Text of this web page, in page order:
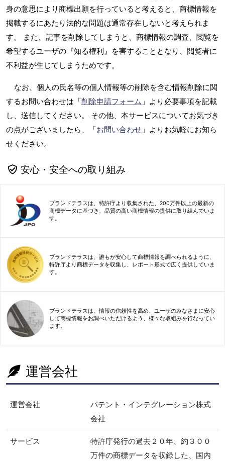
身の意思により商標出願を行っていると考えると、商標情報を
掲載するにあたり法的な問題は通常存在しないと考えられま
す。 また、記事を削除してしまうと、商標情報の調査、閲覧を
希望するユーザの『知る権利』を害することとなり、閲覧者に
不利益が生じてしまうためです。
なお、個人の氏名等の個人情報等の削除を含む情報削除に関
するお問い合わせは「削除申請フォーム 」より必要事項を記載
し、送信してください。 その他、本サービスについてお気づき
の点がございましたら、「お問い合わせ 」よりお気軽にお知ら
せください。
安心・安全への取り組み
ブランドテラスは、特許庁より収集された、200万件以上の最新の
商標データに基づき、品質の高い商標情報の提供に取り組んでいま
す。
ブランドテラスは、誰もが安心して商標情報を調べられるように、
特許庁より商標データを収集し、レポート形式で広く提供していま
す。
ブランドテラスは、情報の信頼性を高め、ユーザのみなさまに安心
して商標情報をお調べいただけるよう、様々な取組みを行なってい
ます。
運営会社
運営会社
パテント・インテグレーション株式
会社
サービス
特許庁発行の過去２０年、約３００
万件の商標データを収録した、国内